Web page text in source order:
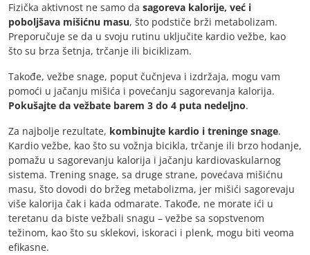
Fizička aktivnost ne samo da sagoreva kalorije, već i
poboljšava mišićnu masu, što podstiče brži metabolizam.
Preporučuje se da u svoju rutinu uključite kardio vežbe, kao
što su brza šetnja, trčanje ili biciklizam.
Takođe, vežbe snage, poput čučnjeva i izdržaja, mogu vam
pomoći u jačanju mišića i povećanju sagorevanja kalorija.
Pokušajte da vežbate barem 3 do 4 puta nedeljno.
Za najbolje rezultate, kombinujte kardio i treninge snage.
Kardio vežbe, kao što su vožnja bicikla, trčanje ili brzo hodanje,
pomažu u sagorevanju kalorija i jačanju kardiovaskularnog
sistema. Trening snage, sa druge strane, povećava mišićnu
masu, što dovodi do bržeg metabolizma, jer mišići sagorevaju
više kalorija čak i kada odmarate. Takođe, ne morate ići u
teretanu da biste vežbali snagu – vežbe sa sopstvenom
težinom, kao što su sklekovi, iskoraci i plenk, mogu biti veoma
efikasne.